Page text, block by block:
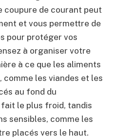
coupure de courant peut
et vous permettre de
pour protéger vos
à organiser votre
à ce que les aliments
comme les viandes et les
au fond du
le plus froid, tandis
sensibles, comme les
placés vers le haut.